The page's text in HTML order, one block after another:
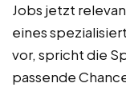
Jobs jetzt
eines
vor, spricht die
passende